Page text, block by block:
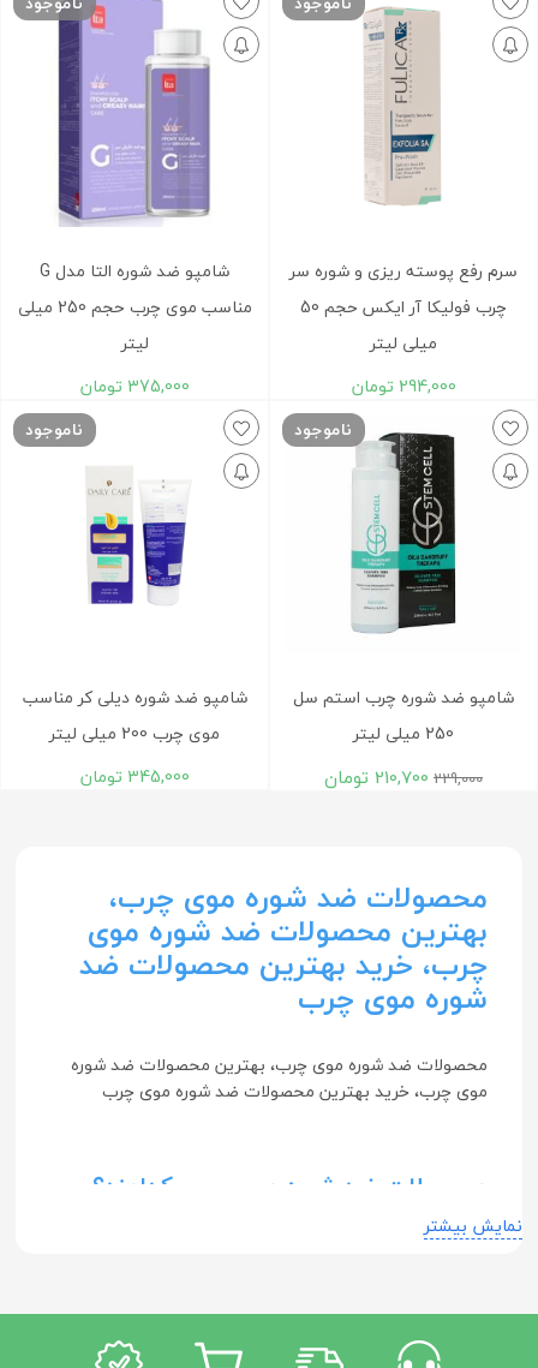
سرم رفع پوسته ریزی و شوره سر
چرب فوليکا آر ايکس حجم 50
ميلی لیتر
294,000 تومان
شامپو ضد شوره التا مدل G
مناسب موی چرب حجم 250 ميلی
لیتر
375,000 تومان
ناموجود
شامپو ضد شوره چرب استم سل
250 میلی لیتر
229,000
210,700 تومان
ناموجود
شامپو ضد شوره ديلی کر مناسب
موی چرب 200 ميلی لیتر
345,000 تومان
محصولات ضد شوره موی چرب،
بهترین محصولات ضد شوره موی
چرب، خرید بهترین محصولات ضد
شوره موی چرب
محصولات ضد شوره موی چرب، بهترین محصولات ضد شوره
موی چرب، خرید بهترین محصولات ضد شوره موی چرب
محصولات ضد شوره موی چرب کدامند؟
قارچ و تنظیم‌کننده چربی برای پوست سر هستند.
نمایش بیشتر